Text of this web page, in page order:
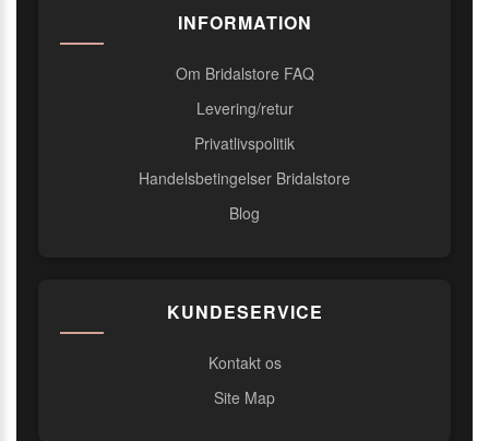
INFORMATION
Om Bridalstore FAQ
Levering/retur
Privatlivspolitik
Handelsbetingelser Bridalstore
Blog
KUNDESERVICE
Kontakt os
Site Map